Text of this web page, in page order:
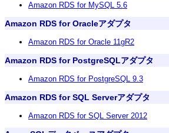
Amazon RDS for MySQL 5.6
Amazon RDS for Oracleアダプタ
Amazon RDS for Oracle 11gR2
Amazon RDS for PostgreSQLアダプタ
Amazon RDS for PostgreSQL 9.3
Amazon RDS for SQL Serverアダプタ
Amazon RDS for SQL Server 2012